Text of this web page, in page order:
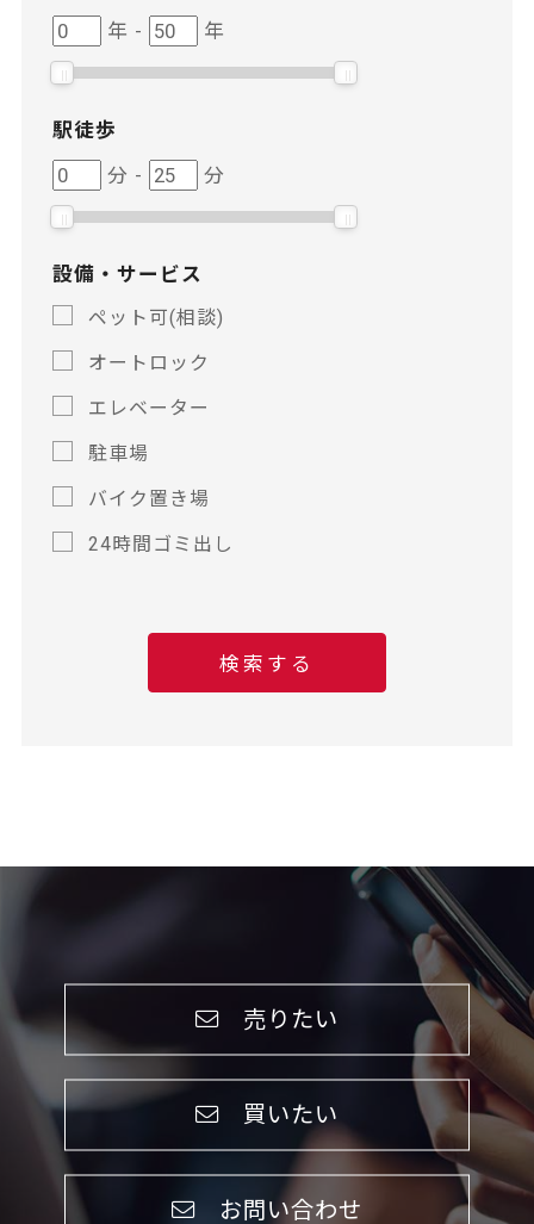
築
年
年 - 築
年
年
駅徒歩
駅
徒
分 - 駅
徒
分
設備・サービス
ペット可(相談)
オートロック
エレベーター
駐車場
バイク置き場
24時間ゴミ出し
売りたい
買いたい
お問い合わせ